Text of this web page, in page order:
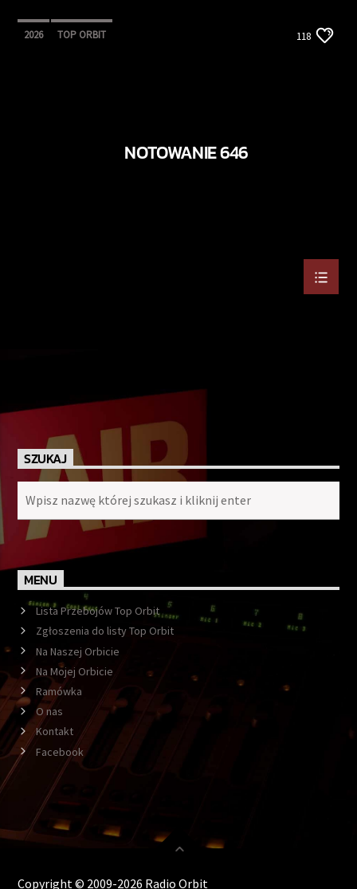
2026 TOP ORBIT 118
NOTOWANIE 646
SZUKAJ
MENU
Lista Przebojów Top Orbit
Zgłoszenia do listy Top Orbit
Na Naszej Orbicie
Na Mojej Orbicie
Ramówka
O nas
Kontakt
Facebook
Copyright © 2009-2026 Radio Orbit